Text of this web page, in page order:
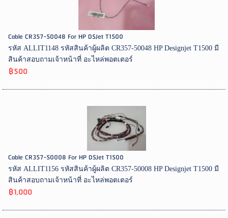
Cable CR357-50048 For HP DSJet T1500
รหัส ALLIT1148 รหัสสินค้าผู้ผลิต CR357-50048 HP Designjet T1500 มี
สินค้าสอบถามเจ้าหน้าที่ อะไหล่พอตเตอร์
฿500
Cable CR357-50008 For HP DSJet T1500
รหัส ALLIT1156 รหัสสินค้าผู้ผลิต CR357-50008 HP Designjet T1500 มี
สินค้าสอบถามเจ้าหน้าที่ อะไหล่พอตเตอร์
฿1,000